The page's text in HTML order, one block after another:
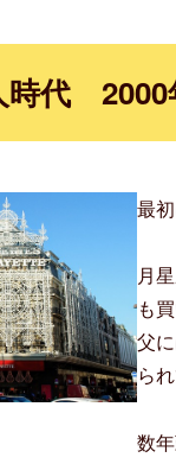
時代 2000
最
月
も
父
られ
数